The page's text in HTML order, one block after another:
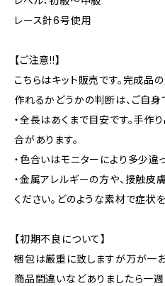
レース針6号使用
【ご注意!!】
こちらはキット販売です。完成品
作れるかどうかの判断は、ご自身
・全長はあくまで目安です。手
合があります。
・色合いはモニターにより多少違
・金属アレルギーの方や、接触皮
ください。どのような素材で症状
【初期不良について】
梱包は厳重に致しますが万が一
商品間違いなどありましたら一